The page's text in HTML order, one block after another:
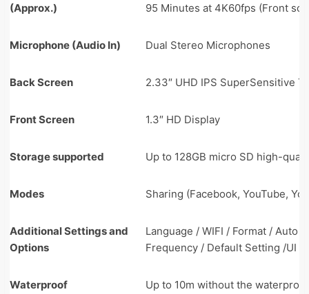
(Approx.)
95 Minutes at 4K60fps (Front
Microphone (Audio In) Dual Stereo Microphones
Back Screen 2.33″ UHD IPS SuperSensitive
Front Screen 1.3″ HD Display
Storage supported Up to 128GB micro SD high-
Modes Sharing (Facebook, YouTube,
Additional Settings and
Options
Language / WIFI / Format / Auto
Frequency / Default Setting /UI /
Waterproof
Up to 10m without the